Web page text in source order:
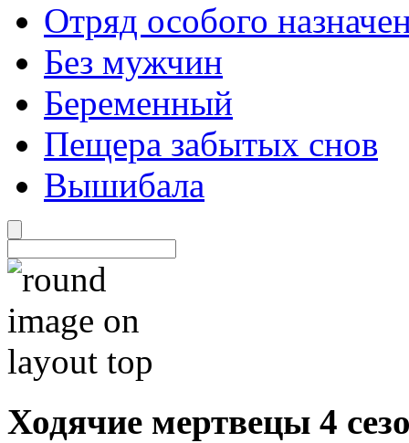
Отряд особого
Без мужчин
Беременный
Пещера забытых снов
Вышибала
Ходячие мертвецы 4